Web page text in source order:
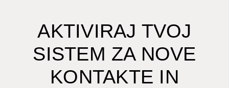
AKTIVIRAJ TVOJ
SISTEM ZA NOVE
KONTAKTE IN